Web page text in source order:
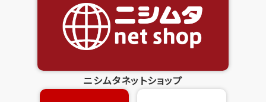
ニシムタネットショップ